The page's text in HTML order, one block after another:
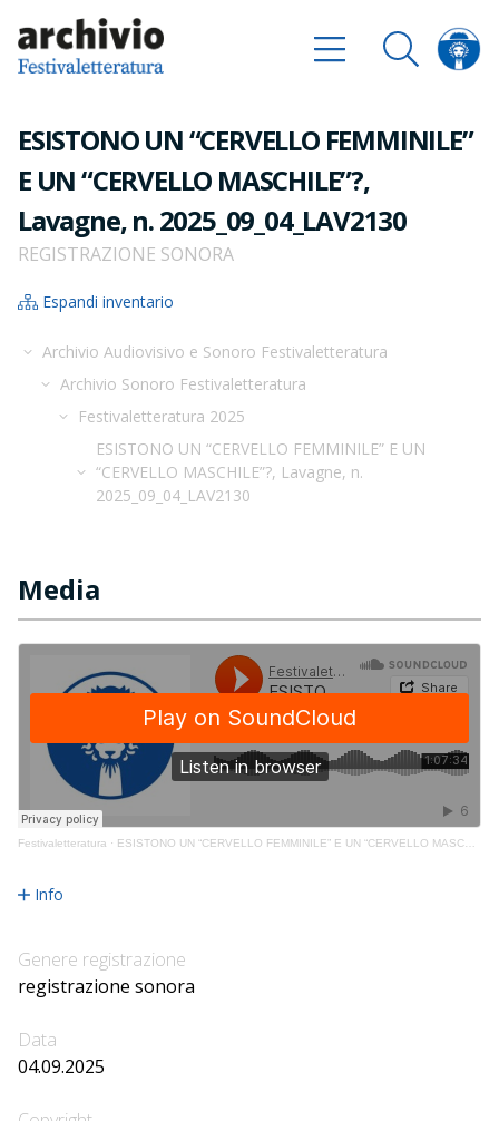
ESISTONO UN “CERVELLO FEMMINILE”
E UN “CERVELLO MASCHILE”?,
Lavagne, n. 2025_09_04_LAV2130
REGISTRAZIONE SONORA
Espandi inventario
Archivio Audiovisivo e Sonoro Festivaletteratura
Archivio Sonoro Festivaletteratura
Festivaletteratura 2025
ESISTONO UN “CERVELLO FEMMINILE” E UN
“CERVELLO MASCHILE”?, Lavagne, n.
2025_09_04_LAV2130
Media
Festivaletteratura · ESISTONO UN “CERVELLO FEMMINILE” E UN “CERVELLO MASCHILE”?, Lavagne, n. 2025_09_04_LAV2130
Info
Genere registrazione
registrazione sonora
Data
04.09.2025